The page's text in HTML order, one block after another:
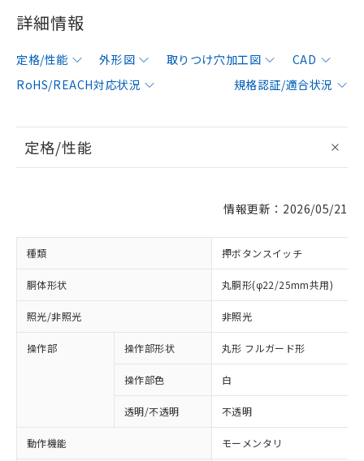
詳細情報
定格/性能 外形図 取りつけ穴加工図
CAD
RoHS/REACH対応状況
規格認証/適合状況
定格/性能
情報更新：2026/05/21
種類 押ボタンスイッチ
胴体形状 丸胴形(φ22/25mm共用)
照光/非照光 非照光
操作部 操作部形状 丸形 フルガード形
操作部色 白
透明/不透明 不透明
動作機能 モーメンタリ